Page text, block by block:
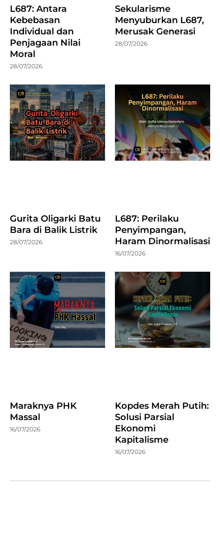
L687: Antara
Kebebasan
Individual dan
Penjagaan Nilai
Moral
28/07/2026
Sekularisme
Menyuburkan L687,
Merusak Generasi
28/07/2026
Gurita Oligarki Batu
Bara di Balik Listrik
28/07/2026
L687: Perilaku
Penyimpangan,
Haram Dinormalisasi
16/07/2026
Maraknya PHK
Massal
16/07/2026
Kopdes Merah Putih:
Solusi Parsial
Ekonomi
Kapitalisme
16/07/2026